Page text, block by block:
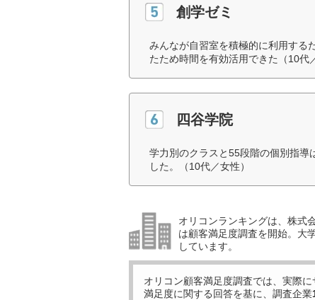
創学ゼミ
みんなが自習室を積極的に利用する
たため時間を有効活用できた（10代
四谷学院
学力別のクラスと55段階の個別指導
した。（10代／女性）
オリコンランキングは、株式
は顧客満足度調査を開始。大
しています。
オリコン顧客満足度調査では、実際
満足度に関する回答を基に、調査企業